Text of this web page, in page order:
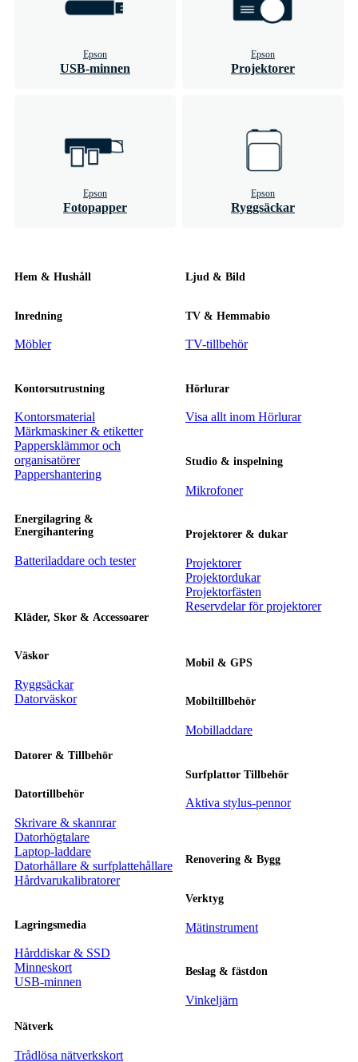
Epson
USB-minnen
Epson
Projektorer
Epson
Fotopapper
Epson
Ryggsäckar
Hem & Hushåll
Inredning
Möbler
Kontorsutrustning
Kontorsmaterial
Märkmaskiner & etiketter
Pappersklämmor och
organisatörer
Pappershantering
Energilagring &
Energihantering
Batteriladdare och tester
Kläder, Skor & Accessoarer
Väskor
Ryggsäckar
Datorväskor
Datorer & Tillbehör
Datortillbehör
Skrivare & skannrar
Datorhögtalare
Laptop-laddare
Datorhållare & surfplattehållare
Hårdvarukalibratorer
Lagringsmedia
Hårddiskar & SSD
Minneskort
USB-minnen
Nätverk
Trådlösa nätverkskort
Ljud & Bild
TV & Hemmabio
TV-tillbehör
Hörlurar
Visa allt inom Hörlurar
Studio & inspelning
Mikrofoner
Projektorer & dukar
Projektorer
Projektordukar
Projektorfästen
Reservdelar för projektorer
Mobil & GPS
Mobiltillbehör
Mobilladdare
Surfplattor Tillbehör
Aktiva stylus-pennor
Renovering & Bygg
Verktyg
Mätinstrument
Beslag & fästdon
Vinkeljärn